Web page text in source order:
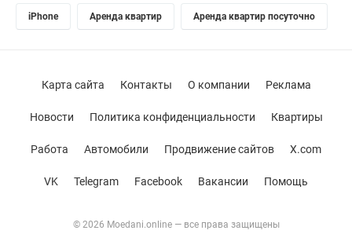
iPhone Аренда квартир Аренда квартир посуточно
© 2026 Moedani.online — все права защищены
Карта сайта Контакты О компании Реклама
Новости Политика конфиденциальности Квартиры
Работа Автомобили Продвижение сайтов X.com
VK Telegram Facebook Вакансии Помощь